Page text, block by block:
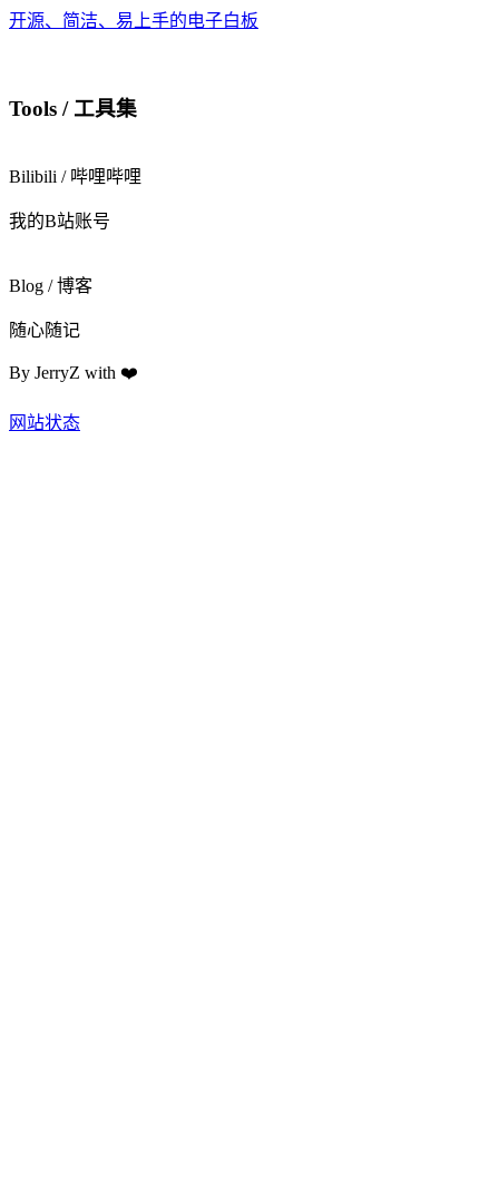
开源、简洁、易上手的电子白板
Tools / 工具集
Bilibili / 哔哩哔哩
我的B站账号
Blog / 博客
随心随记
By JerryZ with ❤️
网站状态